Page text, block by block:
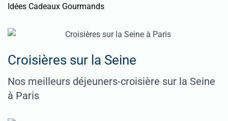
Idées Cadeaux Gourmands
Croisières sur la Seine
Nos meilleurs déjeuners-croisière sur la Seine
à Paris